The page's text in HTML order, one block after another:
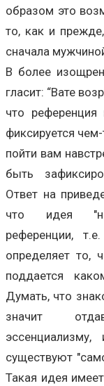
образом это
то, как и
сначала
В более
гласит: “Вате
что референция
фиксируется
пойти вам
быть
Ответ на
что идея
референции,
определяет то,
поддается
Думать, что
значит
существуют
Такая идея